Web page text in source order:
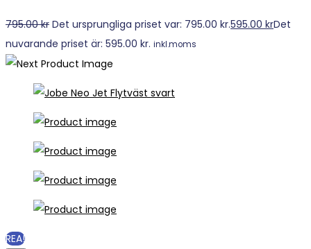
795.00kr Det ursprungliga priset var: 795.00 kr.595.00 krDet
nuvarande priset är: 595.00 kr. inkl.moms
REA!